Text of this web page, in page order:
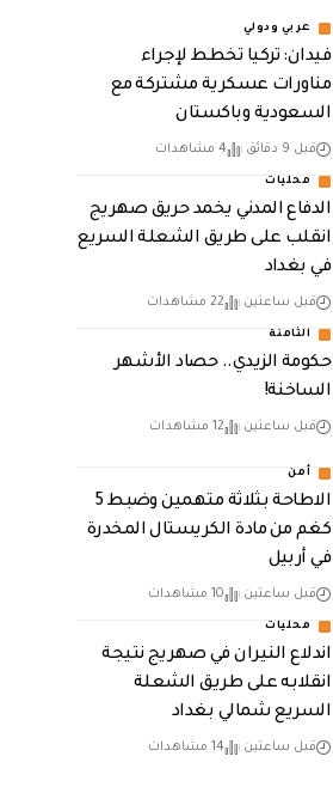
عربي ودولي
فيدان: تركيا تخطط لإجراء
مناورات عسكرية مشتركة مع
السعودية وباكستان
قبل 9 دقائق 4 مشاهدات
محليات
الدفاع المدني يخمد حريق صهريج
انقلب على طريق الشعلة السريع
في بغداد
قبل ساعتين 22 مشاهدات
الثامنة
حكومة الزيدي.. حصاد الأشهر
الساخنة!
قبل ساعتين 12 مشاهدات
أمن
الاطاحة بثلاثة متهمين وضبط 5
كغم من مادة الكريستال المخدرة ​
في أربيل
قبل ساعتين 10 مشاهدات
محليات
اندلاع النيران في صهريج نتيجة
انقلابه على طريق الشعلة
السريع شمالي بغداد
قبل ساعتين 14 مشاهدات